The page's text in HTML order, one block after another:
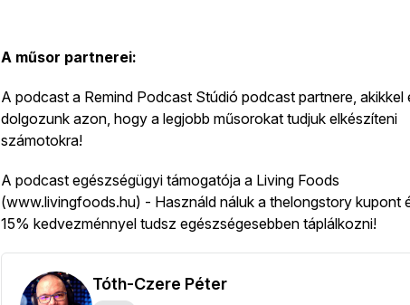
A műsor partnerei:
A podcast a Remind Podcast Stúdió podcast partnere, akikkel
dolgozunk azon, hogy a legjobb műsorokat tudjuk elkészíteni
számotokra!
A podcast egészségügyi támogatója a Living Foods
(www.livingfoods.hu) - Használd náluk a thelongstory kupont
15% kedvezménnyel tudsz egészségesebben táplálkozni!
Tóth-Czere Péter